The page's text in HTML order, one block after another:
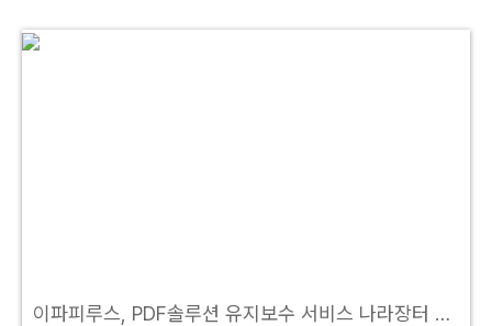
이파피루스, PDF솔루션 유지보수 서비스 나라장터 등록